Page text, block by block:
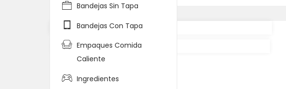
Bandejas Sin Tapa
Bandejas Con Tapa
Empaques Comida
Caliente
Ingredientes